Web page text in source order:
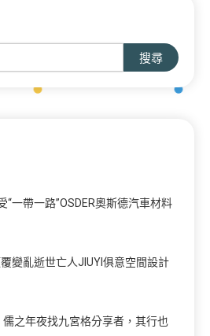
搜尋
“一帶一路”OSDER奧斯德汽車材料
變亂逝世亡人JIUYI俱意空間設計
儒之年夜找九宮格分享者，其行也